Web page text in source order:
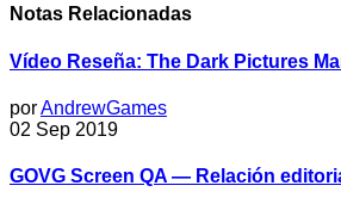
Notas Relacionadas
Vídeo Reseña: The Dark Pictures
porAndrewGames
02 Sep 2019
GOVG Screen QA — Relación